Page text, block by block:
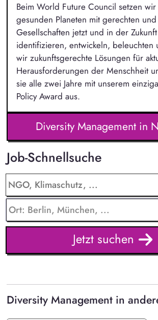
Beim World Future Council setzen
gesunden Planeten mit gerechten
Gesellschaften jetzt und in der
identifizieren, entwickeln, beleuchten
wir zukunftsgerechte Lösungen für
Herausforderungen der Menschheit
sie alle zwei Jahre mit unserem
Policy Award aus.
Diversity Management in
Job-Schnellsuche
Jetzt suchen
Diversity Management in